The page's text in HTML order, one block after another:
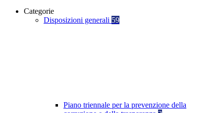
Categorie
Disposizioni generali 59
Piano triennale per la prevenzione della